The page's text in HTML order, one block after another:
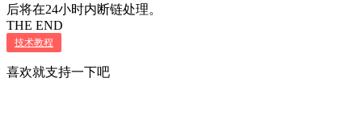
后将在24小时内断链处理。
THE END
技术教程
喜欢就支持一下吧